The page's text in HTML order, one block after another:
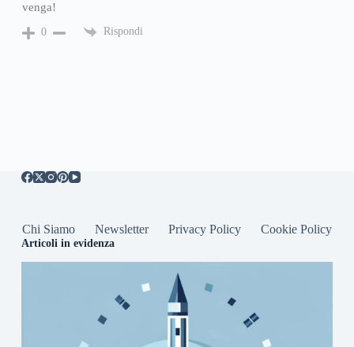
venga!
0 Rispondi
Chi Siamo Newsletter Privacy Policy Cookie Policy
Articoli in evidenza